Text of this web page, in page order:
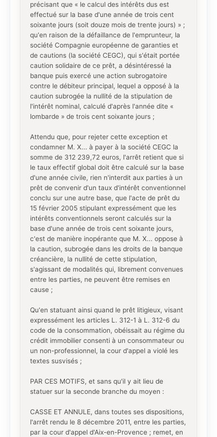
précisant que « le calcul des intérêts dus est
effectué sur la base d'une année de trois cent
soixante jours (soit douze mois de trente jours) » ;
qu'en raison de la défaillance de l'emprunteur, la
société Compagnie européenne de garanties et
de cautions (la société CEGC), qui s'était portée
caution solidaire de ce prêt, a désintéressé la
banque puis exercé une action subrogatoire
contre le débiteur principal, lequel a opposé à la
caution subrogée la nullité de la stipulation de
l'intérêt nominal, calculé d'après l'année dite «
lombarde » de trois cent soixante jours ;
Attendu que, pour rejeter cette exception et
condamner M. X... à payer à la société CEGC la
somme de 312 239,72 euros, l'arrêt retient que si
le taux effectif global doit être calculé sur la base
d'une année civile, rien n'interdit aux parties à un
prêt de convenir d'un taux d'intérêt conventionnel
conclu sur une autre base, que l'acte de prêt du
15 février 2005 stipulant expressément que les
intérêts conventionnels seront calculés sur la
base d'une année de trois cent soixante jours,
c'est de manière inopérante que M. X... oppose à
la caution, subrogée dans les droits de la banque
créancière, la nullité de cette stipulation,
s'agissant de modalités qui, librement convenues
entre les parties, ne peuvent être remises en
cause ;
Qu'en statuant ainsi quand le prêt litigieux, visant
expressément les articles L. 312-1 à L. 312-6 du
code de la consommation, obéissait au régime du
crédit immobilier consenti à un consommateur ou
un non-professionnel, la cour d'appel a violé les
textes susvisés ;
PAR CES MOTIFS, et sans qu'il y ait lieu de
statuer sur la seconde branche du moyen :
CASSE ET ANNULE, dans toutes ses dispositions,
l'arrêt rendu le 8 décembre 2011, entre les parties,
par la cour d'appel d'Aix-en-Provence ; remet, en